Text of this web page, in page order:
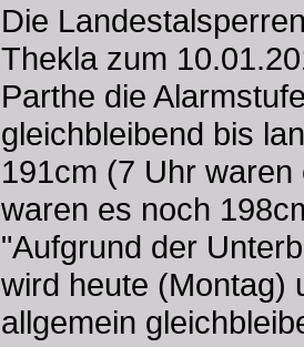
Die
Thekla zum
Parthe die
gleichbleibend bis
191cm (7 Uhr
waren es noch
"Aufgrund der
wird heute (Montag)
allgemein